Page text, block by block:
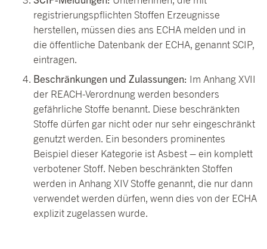
registrierungspflichten Stoffen Erzeugnisse
herstellen, müssen dies ans ECHA melden und in
die öffentliche Datenbank der ECHA, genannt SCIP,
eintragen.
Beschränkungen und Zulassungen: Im Anhang XVII
der REACH-Verordnung werden besonders
gefährliche Stoffe benannt. Diese beschränkten
Stoffe dürfen gar nicht oder nur sehr eingeschränkt
genutzt werden. Ein besonders prominentes
Beispiel dieser Kategorie ist Asbest – ein komplett
verbotener Stoff. Neben beschränkten Stoffen
werden in Anhang XIV Stoffe genannt, die nur dann
verwendet werden dürfen, wenn dies von der ECHA
explizit zugelassen wurde.